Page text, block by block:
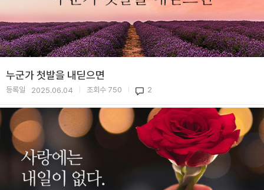
누군가 첫발을 내딛으면
등록일 2025.06.04 조회수 750 2